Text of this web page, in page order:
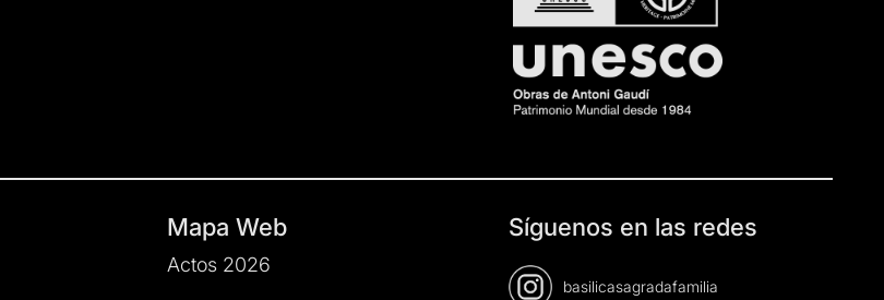
Mapa Web
Actos 2026
Síguenos en las redes
basilicasagradafamilia